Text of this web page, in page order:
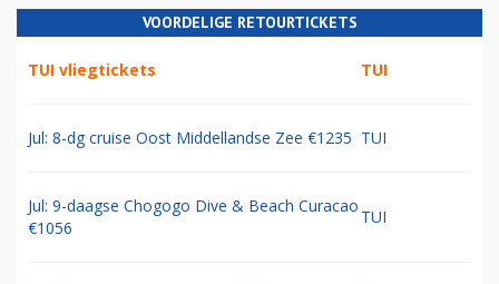
VOORDELIGE RETOURTICKETS
TUI vliegtickets TUI
Jul: 8-dg cruise Oost Middellandse Zee €1235 TUI
Jul: 9-daagse Chogogo Dive & Beach Curacao
€1056
TUI